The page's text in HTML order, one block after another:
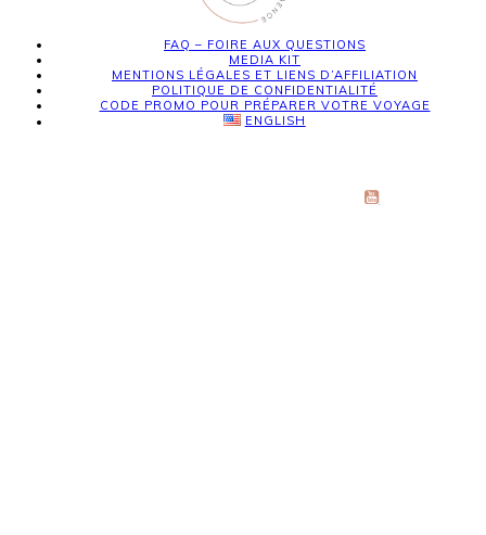
FAQ – FOIRE AUX QUESTIONS
MEDIA KIT
MENTIONS LÉGALES ET LIENS D’AFFILIATION
POLITIQUE DE CONFIDENTIALITÉ
CODE PROMO POUR PRÉPARER VOTRE VOYAGE
ENGLISH